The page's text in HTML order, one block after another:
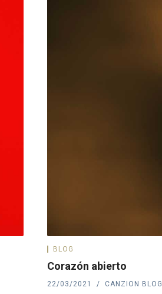
BLOG
Corazón abierto
22/03/2021 CANZION BLOG